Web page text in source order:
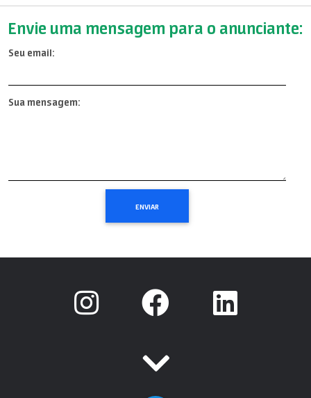
Envie uma mensagem para o anunciante:
Seu email:
Sua mensagem: